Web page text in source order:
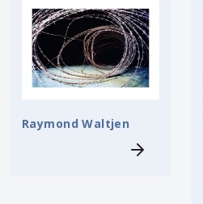
Raymond Waltjen